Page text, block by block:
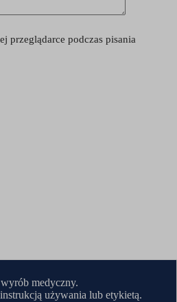
przeglądarce podczas pisania
medyczny.
używania lub etykietą.